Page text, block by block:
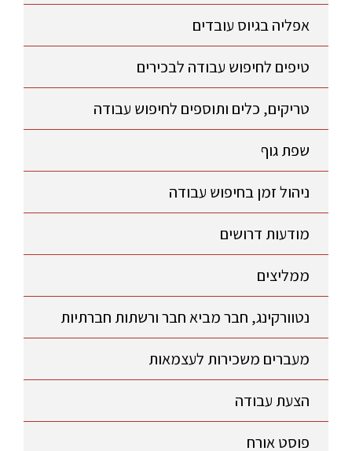
אפליה בגיוס עובדים
טיפים לחיפוש עבודה לבכירים
טריקים, כלים ותוספים לחיפוש עבודה
שפת גוף
ניהול זמן בחיפוש עבודה
מודעות דרושים
ממליצים
נטוורקינג, חבר מביא חבר ורשתות חברתיות
מעברים משכירות לעצמאות
הצעת עבודה
פוסט אורח